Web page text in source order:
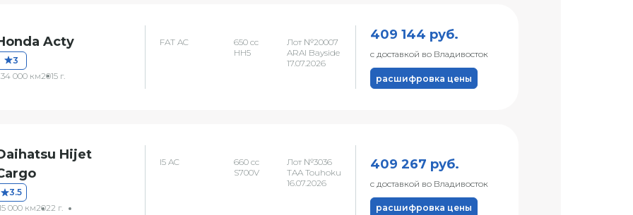
Acty
3
000 км2015 г.
FAT AC
650 сс
HH5
Лот №20007
ARAI Bayside
17.07.2026
409 144 руб.
с доставкой во Владивосток
расшифровка цены
Hijet
3.5
000 км2022 г.
I5 AC
660 сс
S700V
Лот №3036
TAA Touhoku
16.07.2026
409 267 руб.
с доставкой во Владивосток
расшифровка цены